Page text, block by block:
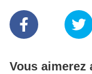
Vous aimerez